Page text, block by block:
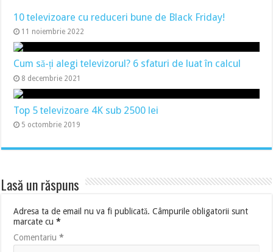
10 televizoare cu reduceri bune de Black Friday!
11 noiembrie 2022
Cum să-ți alegi televizorul? 6 sfaturi de luat în calcul
8 decembrie 2021
Top 5 televizoare 4K sub 2500 lei
5 octombrie 2019
Lasă un răspuns
Adresa ta de email nu va fi publicată. Câmpurile obligatorii sunt
marcate cu*
Comentariu*